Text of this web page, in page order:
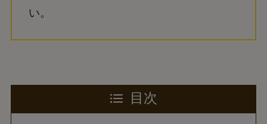
い。
目次